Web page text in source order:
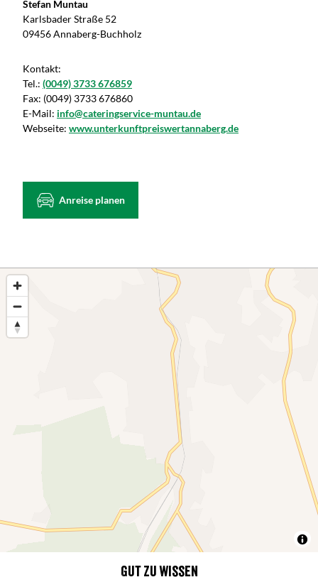
Stefan Muntau
Karlsbader Straße 52
09456 Annaberg-Buchholz
Kontakt:
Tel.: (0049) 3733 676859
Fax: (0049) 3733 676860
E-Mail: info@cateringservice-muntau.de
Webseite: www.unterkunftpreiswertannaberg.de
Anreise planen
Gut zu wissen